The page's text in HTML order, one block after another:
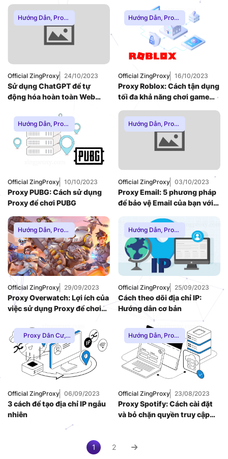
Hướng Dẫn, Proxy
Dân Cư,Proxy
,Thuê
Proxy Nước Ngoài,
Thuê Proxy Việt
Nam,
Uncategorized
Official ZingProxy 24/10/2023
Sử dụng ChatGPT để tự
động hóa hoàn toàn Web
Hướng Dẫn, Proxy
Chơi Game,Proxy
Dân Cư,Proxy
SOCKS5,Thuê
Proxy Nước Ngoài
Thuê Proxy Việt
Nam
Uncategorized
Official ZingProxy 16/10/2023
Proxy Roblox: Cách tận dụng
tối đa khả năng chơi game
Hướng Dẫn, Proxy
Chơi Game,Proxy
Dân Cư , Proxy
SOCKS5 ,Thuê
Thuê Proxy Việt
Nam
Uncategorized
Official ZingProxy 10/10/2023
Proxy PUBG: Cách sử dụng
Proxy để chơi PUBG
Hướng Dẫn, Proxy
Dân Cư,Proxy
,Thuê
Proxy Nước Ngoài,
Thuê Proxy Việt
Nam
Uncategorized
Official ZingProxy 03/10/2023
Proxy Email: 5 phương pháp
để bảo vệ Email của bạn với
Hướng Dẫn, Proxy
Chơi Game,Proxy
Dân Cư,Proxy
SOCKS5,Thuê
Proxy Nước Ngoài,
Thuê Proxy US,
Thuê Proxy Việt
Nam
Uncategorized
Official ZingProxy 29/09/2023
Proxy Overwatch: Lợi ích của
việc sử dụng Proxy để chơi
Hướng Dẫn, Proxy
Chơi Game
Proxy
Dân Cư
SOCKS5,Thuê
Proxy Nước Ngoài,
Thuê Proxy US,
Thuê Proxy Việt
Nam,
Uncategorized
Official ZingProxy 25/09/2023
Cách theo dõi địa chỉ IP:
Hướng dẫn cơ bản
Proxy Dân Cư,
Proxy SOCKS5,
Thuê Proxy Nước
Ngoài,Thuê Proxy
US ,Thuê Proxy
Việt Nam,
Uncategorized
Official ZingProxy 06/09/2023
3 cách để tạo địa chỉ IP ngẫu
nhiên
Hướng Dẫn, Proxy
Dân Cư,Proxy
SOCKS5 ,Thuê
Proxy Nước Ngoài
Thuê Proxy US,
Thuê Proxy Việt
Nam,
Uncategorized
Official ZingProxy 23/08/2023
Proxy Spotify: Cách cài đặt
và bỏ chặn quyền truy cập
1 2